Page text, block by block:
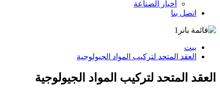
أخبار الصناعة
اتصل بنا
بيت
العقد المتحد لتركيب المواد الجيولوجية
العقد المتحد لتركيب المواد الجيولوجية